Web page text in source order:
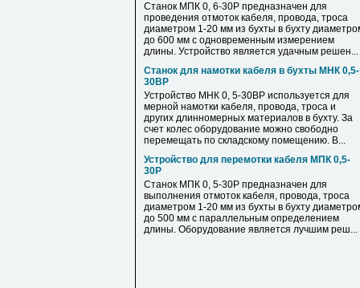
Станок МПК 0, 6-30Р предназначен для
проведения отмоток кабеля, провода, троса
диаметром 1-20 мм из бухты в бухту
до 600 мм с одновременным измерением
длины. Устройство является удачным решен...
Станок для намотки кабеля в бухты МНК 0,5-
30ВР
Устройство МНК 0, 5-30ВР используется для
мерной намотки кабеля, провода, троса и
других длинномерных материалов в бухту. За
счет колес оборудование можно свободно
перемещать по складскому помещению. В...
Устройство для перемотки кабеля МПК 0,5-
30Р
Станок МПК 0, 5-30Р предназначен для
выполнения отмоток кабеля, провода, троса
диаметром 1-20 мм из бухты в бухту
до 500 мм с параллельным определением
длины. Оборудование является лучшим реш...